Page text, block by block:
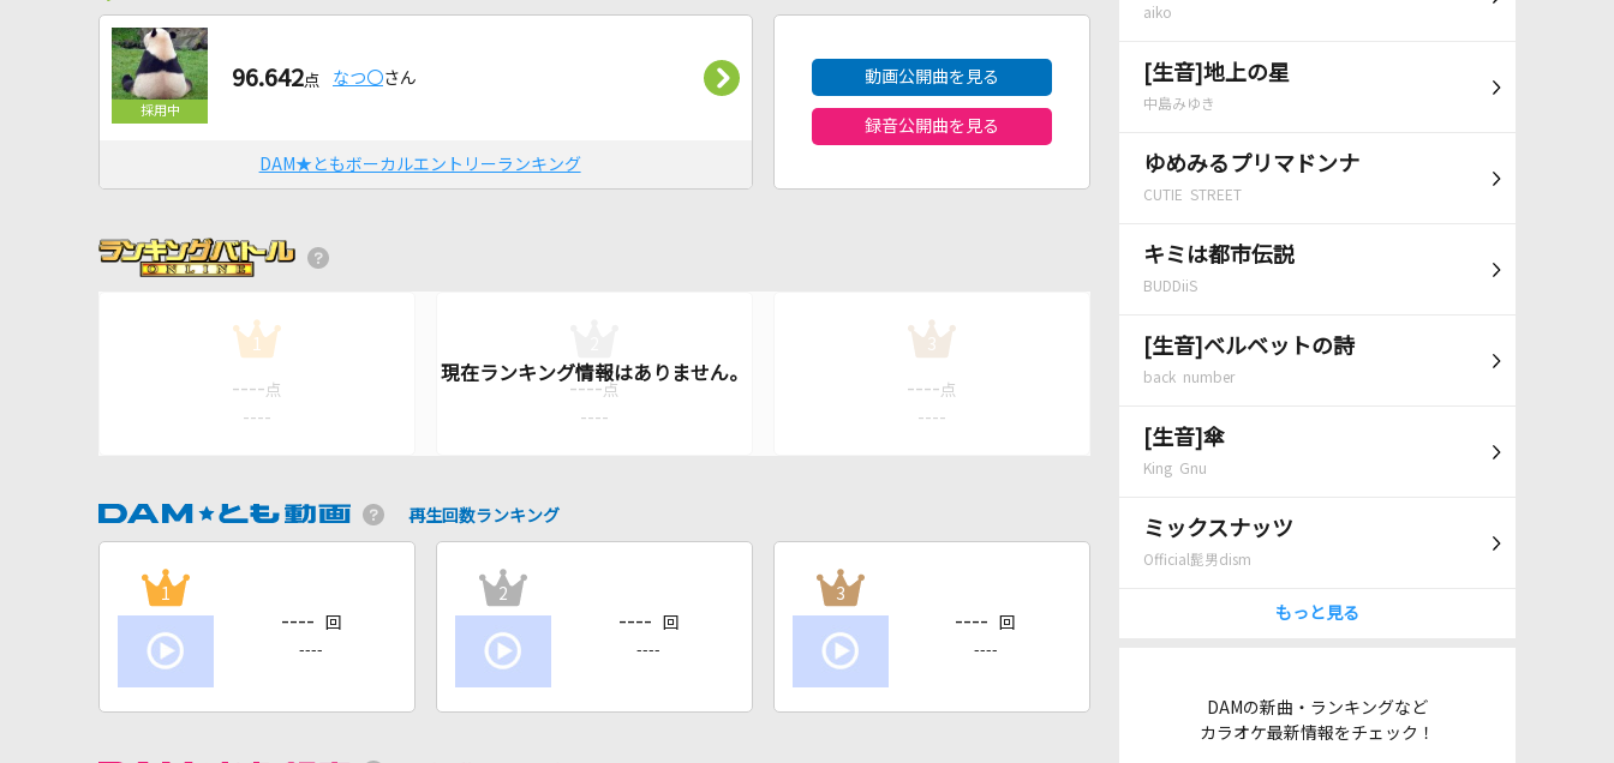
aiko
[生音]地上の星
中島みゆき
ゆめみるプリマドンナ
CUTIE STREET
キミは都市伝説
BUDDiiS
[生音]ベルベットの詩
back number
[生音]傘
King Gnu
ミックスナッツ
Official髭男dism
もっと見る
DAMの新曲・ランキングなど
カラオケ最新情報をチェック！
96.642点 なつ〇さん
DAM★ともボーカルエントリーランキング
動画公開曲を見る
録音公開曲を見る
1
---- 点
----
---- 点
----
3
---- 点
----
再生回数ランキング
1
---- 回
----
2
---- 回
----
3
---- 回
----